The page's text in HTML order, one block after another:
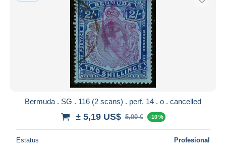
Bermuda . SG . 116 (2 scans) . perf. 14 . o . cancelled
± 5,19 US$ 5,00 € -10 %
Estatus Profesional